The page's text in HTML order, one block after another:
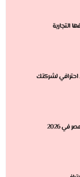
التجارية
احترافي لشركتك
في 2026